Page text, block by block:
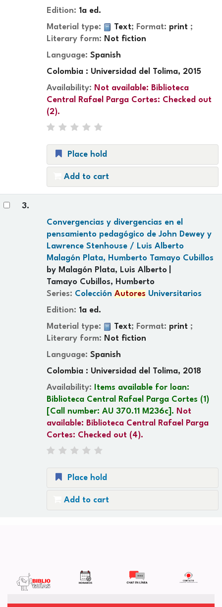
Edition: 1a ed.
Material type:
Text; Format: print ;
Literary form: Not fiction
Language:Spanish
Colombia : Universidad del Tolima, 2015
Availability: Not available: Biblioteca
Central Rafael Parga Cortes: Checked out
(2).
Place hold
Add to cart
3.
Convergencias y divergencias en el
pensamiento pedagógico de John Dewey y
Lawrence Stenhouse / Luis Alberto
Malagón Plata, Humberto Tamayo Cubillos
by Malagón Plata, Luis Alberto
Tamayo Cubillos, Humberto
Series: ColecciónAutores Universitarios
Edition: 1a ed.
Material type:
Text; Format: print ;
Literary form: Not fiction
Language:Spanish
Colombia : Universidad del Tolima, 2018
Availability:
Items available for loan:
Biblioteca Central Rafael Parga Cortes (1)
Call number:AU 370.11 M236c . Not
available: Biblioteca Central Rafael Parga
Cortes: Checked out (4).
Place hold
Add to cart